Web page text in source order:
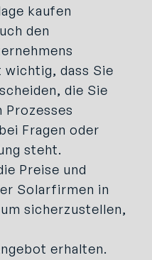
kaufen
den
dass Sie
die Sie
Prozesses
Fragen oder
steht.
Preise und
Solarfirmen in
sicherzustellen,
erhalten.